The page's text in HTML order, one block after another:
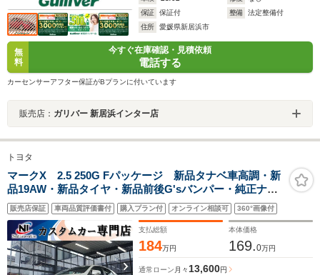
保証
保証付 整備
法定整備付
住所
愛媛県新居浜市
無
料
今すぐ在庫確認・見積依頼
電話する
カーセンサーアフター保証がBプランに付いています
販売店： ガリバー 新居浜インター店
トヨタ
マークX 2.5 250G Fパッケージ 新品タナベ車高調・新
品19AW・新品タイヤ・新品前後G'sバンパー・純正ナ
ビ・ブルートゥース・ワンセグ・バックカメラ・ビルト
インETC・マニュアルシート・前後ドライブレコーダ
ー・キーレスエントリー・スペアタイヤ
販売店保証 車両品質評価書付 購入プラン付 オンライン相談可 360°画像付
支払総額
184万円
本体価格
169.0万円
通常ローン 月々 13,600円